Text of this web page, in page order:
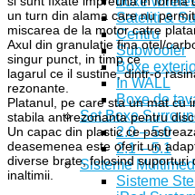
Sateliti &
Centru
Subwoofer
Boxe
In WALL
Boxe de
Set Boxe
2.0 – 5.0
2.1 – 5.1
Sisteme
Sisteme
un turn din alama care nu
miscarea de la motor catre
Axul din granulatie fina otel/
singur punct, in timp ce
lagarul ce il sustine, dintr-o
rezonante.
Platanul, pe care sta un mat cu
stabila antirezonanta pentru
Un capac din plastic ce
deasemenea este oferit un
diverse brate, folosind suporturi
inaltimii.